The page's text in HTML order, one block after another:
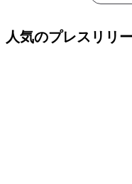
人気のプレスリリ